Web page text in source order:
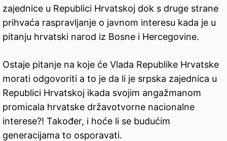
zajednice u Republici Hrvatskoj dok s druge strane
prihvaća raspravljanje o javnom interesu kada je u
pitanju hrvatski narod iz Bosne i Hercegovine.
Ostaje pitanje na koje će Vlada Republike Hrvatske
morati odgovoriti a to je da li je srpska zajednica u
Republici Hrvatskoj ikada svojim angažmanom
promicala hrvatske državotvorne nacionalne
interese?! Također, i hoće li se budućim
generacijama to osporavati.